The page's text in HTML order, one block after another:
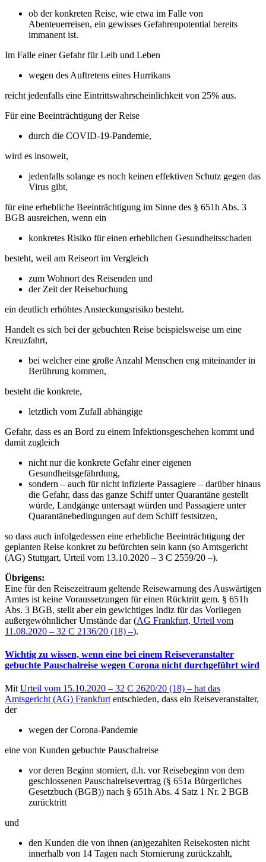
ob der konkreten Reise, wie etwa im Falle von
Abenteuerreisen, ein gewisses Gefahrenpotential bereits
immanent ist.
Im Falle einer Gefahr für Leib und Leben
wegen des Auftretens eines Hurrikans
reicht jedenfalls eine Eintrittswahrscheinlichkeit von 25% aus.
Für eine Beeinträchtigung der Reise
durch die COVID-19-Pandemie,
wird es insoweit,
jedenfalls solange es noch keinen effektiven Schutz gegen das
Virus gibt,
für eine erhebliche Beeinträchtigung im Sinne des § 651h Abs. 3
BGB ausreichen, wenn ein
konkretes Risiko für einen erheblichen Gesundheitsschaden
besteht, weil am Reiseort im Vergleich
zum Wohnort des Reisenden und
der Zeit der Reisebuchung
ein deutlich erhöhtes Ansteckungsrisiko besteht.
Handelt es sich bei der gebuchten Reise beispielsweise um eine
Kreuzfahrt,
bei welcher eine große Anzahl Menschen eng miteinander in
Berührung kommen,
besteht die konkrete,
letztlich vom Zufall abhängige
Gefahr, dass es an Bord zu einem Infektionsgeschehen kommt und
damit zugleich
nicht nur die konkrete Gefahr einer eigenen
Gesundheitsgefährdung,
sondern – auch für nicht infizierte Passagiere – darüber hinaus
die Gefahr, dass das ganze Schiff unter Quarantäne gestellt
würde, Landgänge untersagt würden und Passagiere unter
Quarantänebedingungen auf dem Schiff festsitzen,
so dass auch infolgedessen eine erhebliche Beeinträchtigung der
geplanten Reise konkret zu befürchten sein kann (so Amtsgericht
(AG) Stuttgart, Urteil vom 13.10.2020 – 3 C 2559/20 –).
Übrigens:
Eine für den Reisezeitraum geltende Reisewarnung des Auswärtigen
Amtes ist keine Voraussetzungen für einen Rücktritt gem. § 651h
Abs. 3 BGB, stellt aber ein gewichtiges Indiz für das Vorliegen
außergewöhnlicher Umstände dar (AG Frankfurt, Urteil vom
11.08.2020 – 32 C 2136/20 (18) –).
Wichtig zu wissen, wenn eine bei einem Reiseveranstalter
gebuchte Pauschalreise wegen Corona nicht durchgeführt wird
Mit Urteil vom 15.10.2020 – 32 C 2620/20 (18) – hat das
Amtsgericht (AG) Frankfurt entschieden, dass ein Reiseveranstalter,
der
wegen der Corona-Pandemie
eine von Kunden gebuchte Pauschalreise
vor deren Beginn storniert, d.h. vor Reisebeginn von dem
geschlossenen Pauschalreisevertrag (§ 651a Bürgerliches
Gesetzbuch (BGB)) nach § 651h Abs. 4 Satz 1 Nr. 2 BGB
zurücktritt
und
den Kunden die von ihnen (an)gezahlten Reisekosten nicht
innerhalb von 14 Tagen nach Stornierung zurückzahlt,